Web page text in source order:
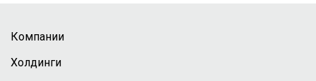
Компании
Холдинги